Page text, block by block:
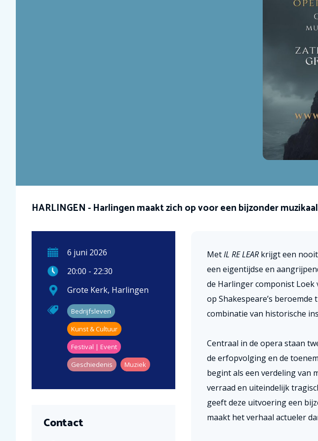
HARLINGEN - Harlingen maakt zich op voor een bijzonder
6 juni 2026
20:00 - 22:30
Grote Kerk, Harlingen
Bedrijfsleven
Kunst & Cultuur
Festival | Event
Geschiedenis
Muziek
Contact
MetIL RE LEARkrijgt een nooit
een eigentijdse en
de Harlinger componist Loek
op Shakespeare’s beroemde
combinatie van historische
Centraal in de opera staan
de erfopvolging en de
begint als een verdeling van
verraad en uiteindelijk
geeft deze uitvoering een
maakt het verhaal actueler